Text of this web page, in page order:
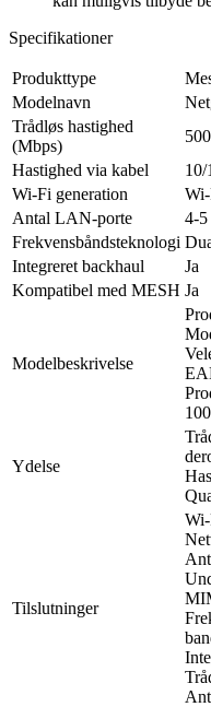
Specifikationer
Produkttype
Modelnavn
Trådløs hastighed
(Mbps)
Hastighed via kabel
10/
Wi-Fi generation
Antal LAN-porte
4-5
Frekvensbåndsteknologi
Integreret backhaul
Ja
Kompatibel med MESH Ja
Modelbeskrivelse
Ydelse
Tilslutninger